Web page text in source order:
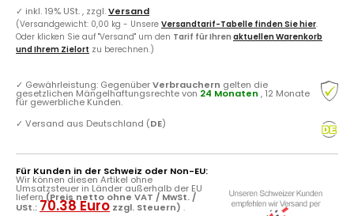
✓ inkl. 19% USt. , zzgl.Versand
(Versandgewicht: 0,00 kg - Unsere Versandtarif-Tabelle finden Sie hier.
Oder klicken Sie auf "Versand" um den Tarif für Ihren aktuellen Warenkorb
und Ihrem Zielort zu berechnen.)
✓ Gewährleistung: GegenüberVerbrauchern gelten die
gesetzlichen Mängelhaftungsrechte von 24 Monaten , 12 Monate
für gewerbliche Kunden.
✓ Versand aus Deutschland (DE)
Für Kunden in der Schweiz oder Non-EU:
Wir können diesen Artikel ohne
Umsatzsteuer in Länder außerhalb der EU
liefern (Preis netto ohne VAT / MwSt. /
USt.: 70.38 Euro zzgl. Steuern) .